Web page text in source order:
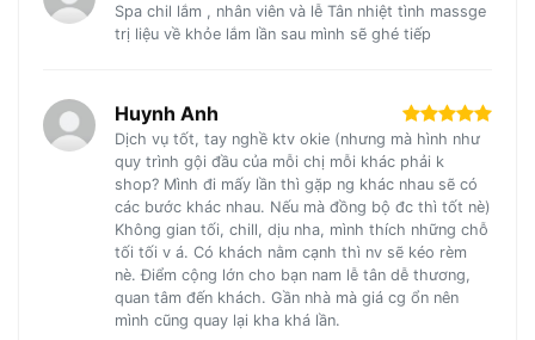
Spa chil lắm , nhân viên và lễ Tân nhiệt tình massge
trị liệu về khỏe lắm lần sau mình sẽ ghé tiếp
Huynh Anh
Dịch vụ tốt, tay nghề ktv okie (nhưng mà hình như
quy trình gội đầu của mỗi chị mỗi khác phải k
shop? Mình đi mấy lần thì gặp ng khác nhau sẽ có
các bước khác nhau. Nếu mà đồng bộ đc thì tốt nè)
Không gian tối, chill, dịu nha, mình thích những chỗ
tối tối v á. Có khách nằm cạnh thì nv sẽ kéo rèm
nè. Điểm cộng lớn cho bạn nam lễ tân dễ thương,
quan tâm đến khách. Gần nhà mà giá cg ổn nên
mình cũng quay lại kha khá lần.